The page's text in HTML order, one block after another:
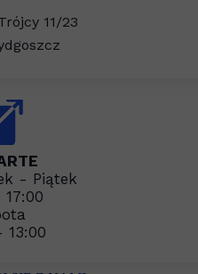
11/23
- Piątek
13:00